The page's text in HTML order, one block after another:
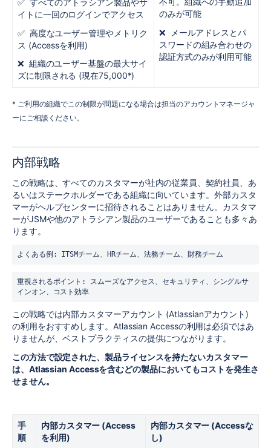
✅ すべてのアトラシアン製品やサ
イトに一回のログインでアクセス
✅ 高度なユーザー管理やメトリク
ス (Accessを利用)
❌ 組織のユーザー基盤の最大サイ
ズに制限される (現在75,000*)
のみが可能
❌ メールアドレスとパ
スワードの組み合わせの
認証方式のみが利用可能
* ご利用の組織でこの制限が問題になる場合は担当のアカウントマネージャ
ーにご相談ください。
内部戦略
この戦略は、すべてのカスタマーが社内の従業員、契約社員、あ
るいはステークホルダーである組織に向いています。外部カスタ
マーがヘルプセンターに招待されることはありません。カスタマ
ーがJSMや他のアトラシアン製品のユーザーであることも多々あ
ります。
よくある例: ITSMチーム、HRチーム、法務チーム、財務チーム
重視されるポイント: スムーズなアクセス、セキュリティ、シングルサ
インオン、コスト効率
この戦略では内部カスタマーアカウント (Atlassianアカウント)
の利用をおすすめします。Atlassian Accessの利用は必須ではあ
りませんが、ベストプラクティスの提供につながります。
この方法で設定された、製品ライセンスを持たないカスタマー
は、Atlassian Accessを含むどの製品においてもコストを発生さ
せません。
手
順
内部カスタマー (Access
を利用)
内部カスタマー (Accessな
し)